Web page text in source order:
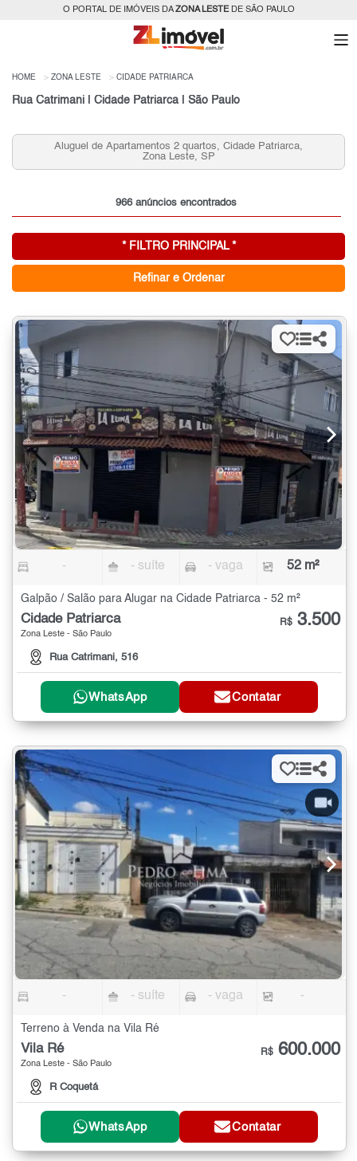
O PORTAL DE IMÓVEIS DAZONA LESTEDE SÃO PAULO
HOME ZONA LESTE CIDADE PATRIARCA
Rua Catrimani | Cidade Patriarca | São Paulo
Aluguel de Apartamentos 2 quartos, Cidade Patriarca,
Zona Leste, SP
966 anúncios encontrados
* FILTRO PRINCIPAL *
Refinar e Ordenar
- - suíte - vaga 52 m²
Galpão / Salão para Alugar na Cidade Patriarca - 52 m²
Cidade Patriarca
Zona Leste - São Paulo
Rua Catrimani, 516
R$ 3.500
WhatsApp Contatar
- - suíte - vaga -
Terreno à Venda na Vila Ré
Vila Ré
Zona Leste - São Paulo
R Coquetá
R$ 600.000
WhatsApp Contatar